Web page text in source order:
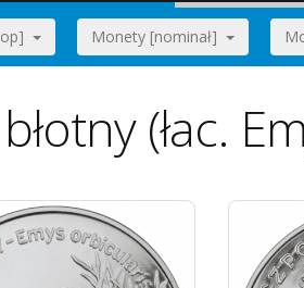
Monety [nominał]
(łac.